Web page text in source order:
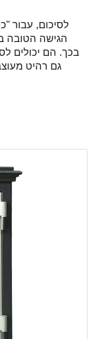
לסיכום, עבור
הגישה הטובה
בכך. הם יכולים
גם רהיט